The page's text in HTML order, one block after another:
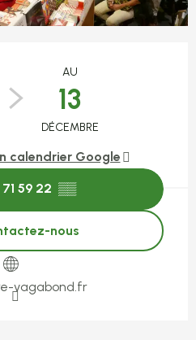
AU
13
DÉCEMBRE
calendrier Google
59 22 ▒▒
nous
vagabond.fr